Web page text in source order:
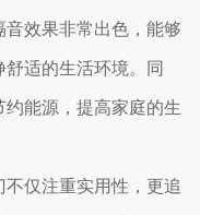
效果非常出色，能够
适的生活环境。同
能源，提高家庭的生
仅注重实用性，更追